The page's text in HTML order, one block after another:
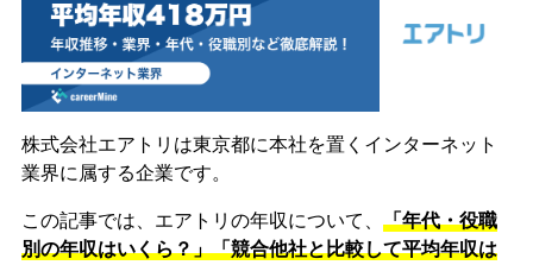
株式会社エアトリは東京都に本社を置くインターネット
業界に属する企業です。
この記事では、エアトリの年収について、 「年代・役職
別の年収はいくら？」「競合他社と比較して平均年収は